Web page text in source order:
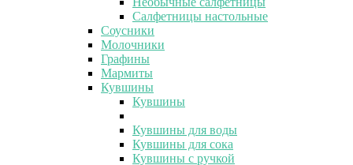
Салфетницы настольные
Соусники
Молочники
Графины
Мармиты
Кувшины
Кувшины
Кувшины для воды
Кувшины для сока
Кувшины с ручкой